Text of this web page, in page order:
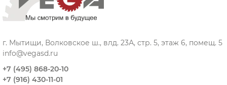
г. Мытищи, Волковское ш., влд. 23А, стр. 5, этаж 6, помещ. 5
info@vegasd.ru
+7 (495) 868-20-10
+7 (916) 430-11-01